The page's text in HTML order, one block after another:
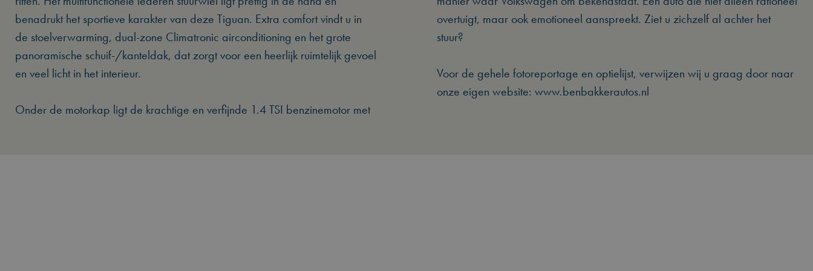
benadrukt het sportieve karakter van deze Tiguan. Extra comfort vindt u in
de stoelverwarming, dual-zone Climatronic airconditioning en het grote
panoramische schuif-/kanteldak, dat zorgt voor een heerlijk ruimtelijk gevoel
en veel licht in het interieur.
Onder de motorkap ligt de krachtige en verfijnde 1.4 TSI benzinemotor met
overtuigt, maar ook emotioneel aanspreekt. Ziet u zichzelf al achter het
stuur?
Voor de gehele fotoreportage en optielijst, verwijzen wij u graag door naar
onze eigen website: www.benbakkerautos.nl